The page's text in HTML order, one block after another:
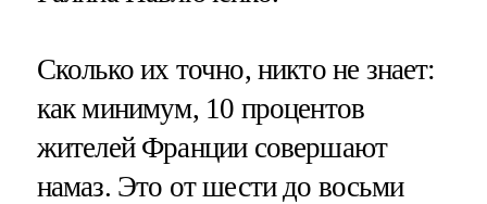
Сколько их точно, никто не знает:
как минимум, 10 процентов
жителей Франции совершают
намаз. Это от шести до восьми